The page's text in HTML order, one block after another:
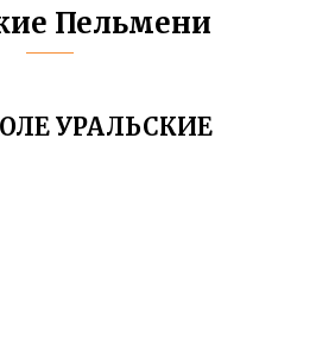
Пельмени
УРАЛЬСКИЕ